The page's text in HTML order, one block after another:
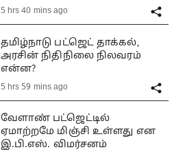
பயங்கரம்
5 hrs 40 mins ago
தமிழ்நாடு பட்ஜெட் தாக்கல்,
அரசின் நிதிநிலை நிலவரம்
என்ன?
5 hrs 59 mins ago
வேளாண் பட்ஜெட்டில்
ஏமாற்றமே மிஞ்சி உள்ளது என
இ.பி.எஸ். விமர்சனம்